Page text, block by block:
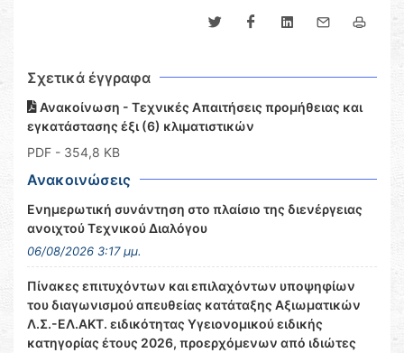
Σχετικά έγγραφα
Ανακοίνωση - Τεχνικές Απαιτήσεις προμήθειας και
εγκατάστασης έξι (6) κλιματιστικών
PDF - 354,8 KB
Ανακοινώσεις
Ενημερωτική συνάντηση στο πλαίσιο της διενέργειας
ανοιχτού Τεχνικού Διαλόγου
06/08/2026 3:17 μμ.
Πίνακες επιτυχόντων και επιλαχόντων υποψηφίων
του διαγωνισμού απευθείας κατάταξης Αξιωματικών
Λ.Σ.-ΕΛ.ΑΚΤ. ειδικότητας Υγειονομικού ειδικής
κατηγορίας έτους 2026, προερχόμενων από ιδιώτες